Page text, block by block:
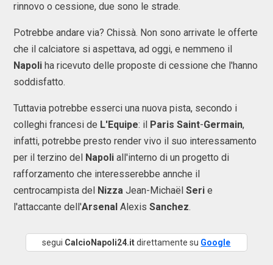
rinnovo o cessione, due sono le strade.
Potrebbe andare via? Chissà. Non sono arrivate le offerte
che il calciatore si aspettava, ad oggi, e nemmeno il
Napoli ha ricevuto delle proposte di cessione che l'hanno
soddisfatto.
Tuttavia potrebbe esserci una nuova pista, secondo i
colleghi francesi de L'Equipe: il Paris Saint-Germain,
infatti, potrebbe presto render vivo il suo interessamento
per il terzino del Napoli all'interno di un progetto di
rafforzamento che interesserebbe annche il
centrocampista del Nizza Jean-Michaël Seri e
l'attaccante dell'Arsenal Alexis Sanchez.
segui CalcioNapoli24.itdirettamente su Google